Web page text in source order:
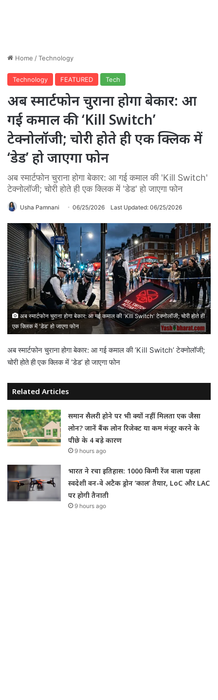
Home /Technology
Technology FEATURED Tech
अब स्मार्टफोन चुराना होगा बेकार: आ
गई कमाल की ‘Kill Switch’
टेक्नोलॉजी; चोरी होते ही एक क्लिक में
‘डेड’ हो जाएगा फोन
अब स्मार्टफोन चुराना होगा बेकार: आ गई कमाल की 'Kill Switch'
टेक्नोलॉजी; चोरी होते ही एक क्लिक में 'डेड' हो जाएगा फोन
Usha Pamnani 06/25/2026 Last Updated: 06/25/2026
अब स्मार्टफोन चुराना होगा बेकार: आ गई कमाल की 'Kill Switch' टेक्नोलॉजी; चोरी होते ही
एक क्लिक में 'डेड' हो जाएगा फोन
अब स्मार्टफोन चुराना होगा बेकार: आ गई कमाल की ‘Kill Switch’ टेक्नोलॉजी;
चोरी होते ही एक क्लिक में ‘डेड’ हो जाएगा फोन
Related Articles
समान सैलरी होने पर भी क्यों नहीं मिलता एक जैसा
लोन? जानें बैंक लोन रिजेक्ट या कम मंजूर करने के
पीछे के 4 बड़े कारण
9 hours ago
भारत ने रचा इतिहास: 1000 किमी रेंज वाला पहला
स्वदेशी वन-वे अटैक ड्रोन ‘काल’ तैयार, LoC और LAC
पर होगी तैनाती
9 hours ago